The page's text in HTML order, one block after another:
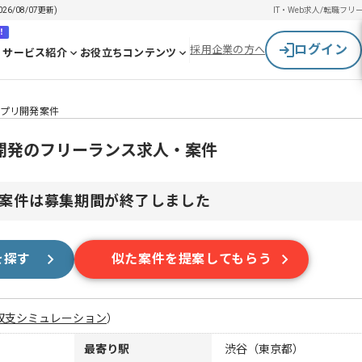
08/07更新) IT・Web求人/転職フリ
サービス紹介 お役立ちコンテンツ 採用企業の方へ ログイン
リ開発案件
のフリーランス求人・案件
件は募集期間が終了しました
す 似た案件を提案してもらう
支シミュレーション）
最寄り駅 渋谷（東京都）